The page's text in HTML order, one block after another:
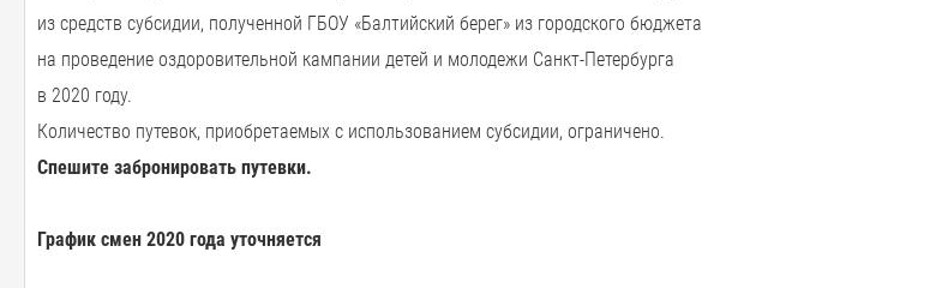
из средств субсидии, полученной ГБОУ «Балтийский берег» из городского бюджета
на проведение оздоровительной кампании детей и молодежи Санкт-Петербурга
в 2020 году.
Количество путевок, приобретаемых с использованием субсидии, ограничено.
Спешите забронировать путевки.
График смен 2020 года уточняется